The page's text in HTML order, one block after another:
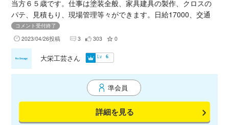
当方６５歳です。仕事は塗装全般、家具建具の製作、クロスの
パテ、見積もり、現場管理等々ができます。日給17000、交通
実費でお手伝いさせて頂きます。住まいは恵比寿です。 製作は
さいたま市緑区上野田に木工場があります。 宜しくお願い致し
ます。
コメント受付終了
2023/04/26投稿 3 303 0
準会員
詳細を見る
大栄工芸さん Lv 6